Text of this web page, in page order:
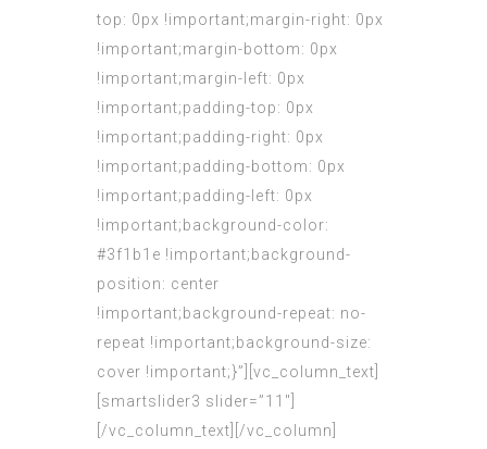
top: 0px !important;margin-right: 0px
!important;margin-bottom: 0px
!important;margin-left: 0px
!important;padding-top: 0px
!important;padding-right: 0px
!important;padding-bottom: 0px
!important;padding-left: 0px
!important;background-color:
#3f1b1e !important;background-
position: center
!important;background-repeat: no-
repeat !important;background-size:
cover !important;}”][vc_column_text]
[smartslider3 slider=”11″]
[/vc_column_text][/vc_column]